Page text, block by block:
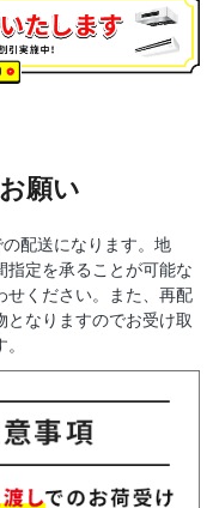
願い
配送になります。地
指定を承ることが可能な
せください。また、再配
なりますのでお受け取